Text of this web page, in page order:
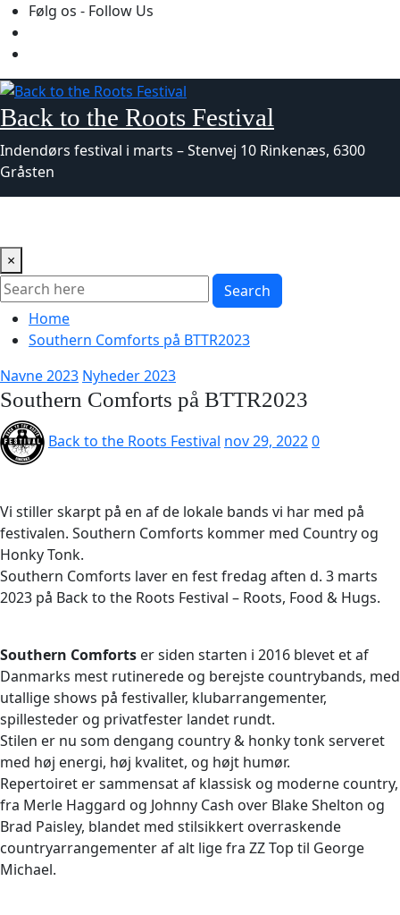
Skip
to
content
Følg os - Follow Us
Back to the Roots Festival
Indendørs festival i marts – Stenvej 10 Rinkenæs, 6300
Gråsten
×
Search
Home
Southern Comforts på BTTR2023
Navne 2023 Nyheder 2023
Southern Comforts på BTTR2023
Back to the Roots Festival nov 29, 20220
Vi stiller skarpt på en af de lokale bands vi har med på
festivalen. Southern Comforts kommer med Country og
Honky Tonk.
Southern Comforts laver en fest fredag aften d. 3 marts
2023 på Back to the Roots Festival – Roots, Food & Hugs.
Southern Comforts er siden starten i 2016 blevet et af
Danmarks mest rutinerede og berejste countrybands, med
utallige shows på festivaller, klubarrangementer,
spillesteder og privatfester landet rundt.
Stilen er nu som dengang country & honky tonk serveret
med høj energi, høj kvalitet, og højt humør.
​Repertoiret er sammensat af klassisk og moderne country,
fra Merle Haggard og Johnny Cash over Blake Shelton og
Brad Paisley, blandet med stilsikkert overraskende
countryarrangementer af alt lige fra ZZ Top til George
Michael.